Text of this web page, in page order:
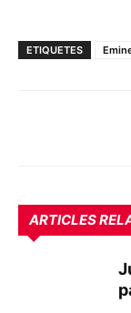
ETIQUETES
ARTICLES